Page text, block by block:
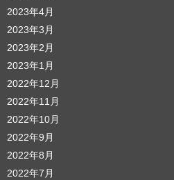
2023年4月
2023年3月
2023年2月
2023年1月
2022年12月
2022年11月
2022年10月
2022年9月
2022年8月
2022年7月